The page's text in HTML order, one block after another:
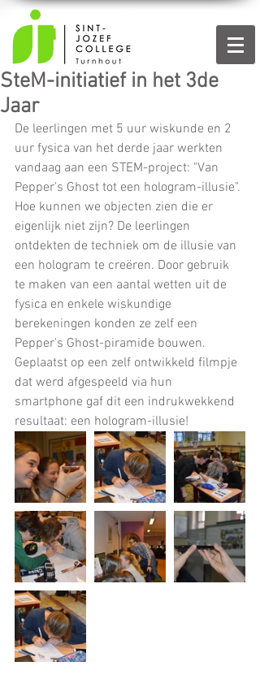
SteM-initiatief in het 3de
Jaar
De leerlingen met 5 uur wiskunde en 2
uur fysica van het derde jaar werkten
vandaag aan een STEM-project: "Van
Pepper's Ghost tot een hologram-illusie".
Hoe kunnen we objecten zien die er
eigenlijk niet zijn? De leerlingen
ontdekten de techniek om de illusie van
een hologram te creëren. Door gebruik
te maken van een aantal wetten uit de
fysica en enkele wiskundige
berekeningen konden ze zelf een
Pepper's Ghost-piramide bouwen.
Geplaatst op een zelf ontwikkeld filmpje
dat werd afgespeeld via hun
smartphone gaf dit een indrukwekkend
resultaat: een hologram-illusie!